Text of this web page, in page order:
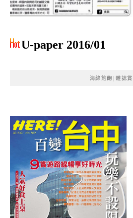
U-paper 2016/01
海綿飽飽|雜誌賞